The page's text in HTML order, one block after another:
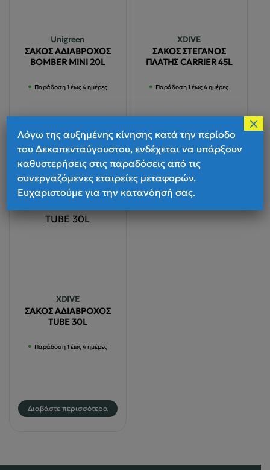
Unigreen
ΣΑΚΟΣ ΑΔΙΑΒΡΟΧΟΣ
BOMBER MINI 20L
Παράδοση 1 έως 4 ημέρες
€ 56.00
Επιλογή
Αυτό
το
προϊόν
επιλεγούν
του
XDIVE
ΣΑΚΟΣ ΣΤΕΓΑΝΟΣ
ΠΛΑΤΗΣ CARRIER 45L
Παράδοση 1 έως 4 ημέρες
Διαβάστε περισσότερα
XDIVE
ΣΑΚΟΣ ΑΔΙΑΒΡΟΧΟΣ
TUBE 30L
Παράδοση 1 έως 4 ημέρες
Διαβάστε περισσότερα
Λόγω της αυξημένης κίνησης κατά την περίοδο
του Δεκαπενταύγουστου, ενδέχεται να υπάρξουν
καθυστερήσεις στις παραδόσεις από τις
συνεργαζόμενες εταιρείες μεταφορών.
Ευχαριστούμε για την κατανόησή σας.
×